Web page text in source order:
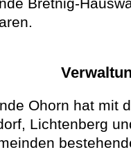
Bretnig-
Ohorn hat mit
Lichtenberg